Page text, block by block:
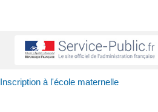
Inscription à l'école maternelle